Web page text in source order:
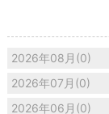
2026年08月(0)
2026年07月(0)
2026年06月(0)